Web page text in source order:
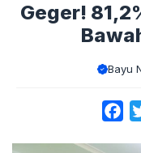
Geger!
Bayu